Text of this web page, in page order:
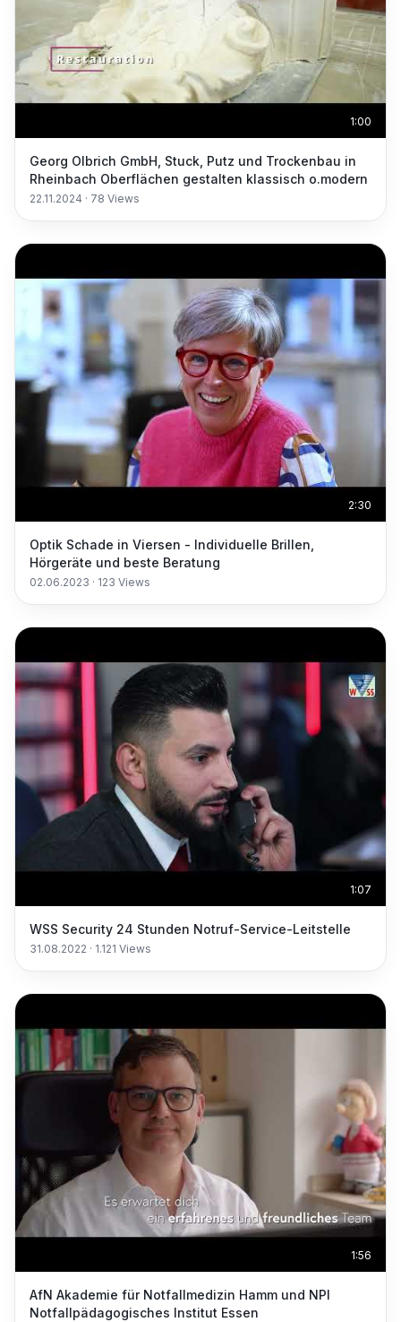
1:00
Georg Olbrich GmbH, Stuck, Putz und Trockenbau in
Rheinbach Oberflächen gestalten klassisch o.modern
22.11.2024 · 78 Views
2:30
Optik Schade in Viersen - Individuelle Brillen,
Hörgeräte und beste Beratung
02.06.2023 · 123 Views
1:07
WSS Security 24 Stunden Notruf-Service-Leitstelle
31.08.2022 · 1.121 Views
1:56
AfN Akademie für Notfallmedizin Hamm und NPI
Notfallpädagogisches Institut Essen